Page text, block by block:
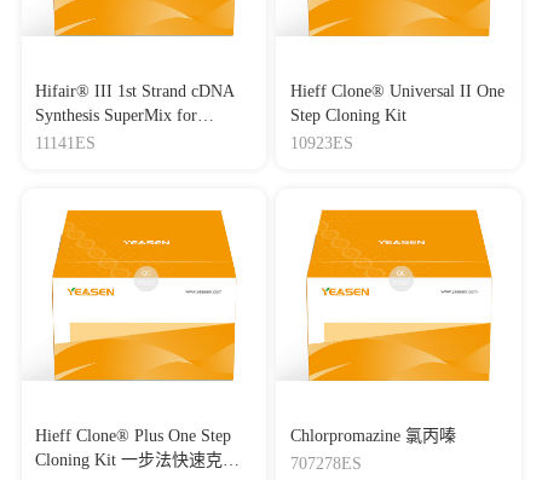
Hifair® III 1st Strand cDNA
Synthesis SuperMix for
qPCR(gDNA digester plus)
11141ES
Hieff Clone® Universal II One
Step Cloning Kit
10923ES
Hieff Clone® Plus One Step
Cloning Kit 一步法快速克隆
Chlorpromazine 氯丙嗪
707278ES